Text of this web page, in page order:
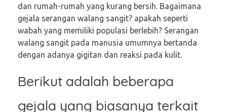
dan rumah-rumah yang kurang bersih. Bagaimana
gejala serangan walang sangit? apakah seperti
wabah yang memiliki populasi berlebih? Serangan
walang sangit pada manusia umumnya bertanda
dengan adanya gigitan dan reaksi pada kulit.
Berikut adalah beberapa
gejala yang biasanya terkait